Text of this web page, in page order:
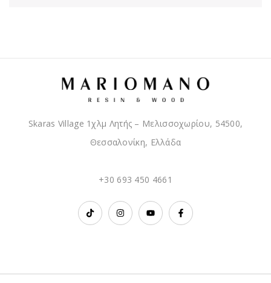
Skaras Village 1χλμ Λητής – Μελισσοχωρίου, 54500,
Θεσσαλονίκη, Ελλάδα
+30 693 450 4661